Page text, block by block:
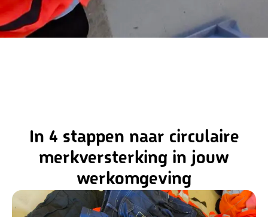
In 4 stappen naar circulaire
merkversterking in jouw
werkomgeving